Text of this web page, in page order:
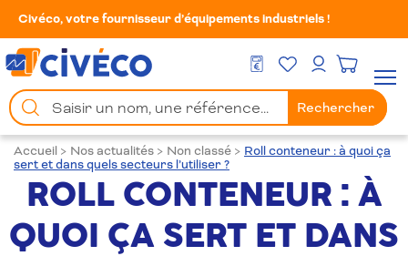
Civéco, votre fournisseur d’équipements industriels !
DEVIS GRATUIT
Mes FavorisMon compte
Chercher
un
produit
Rechercher
Accueil > Nos actualités > Non classé > Roll conteneur : à quoi ça
sert et dans quels secteurs l’utiliser ?
ROLL CONTENEUR : À
QUOI ÇA SERT ET DANS